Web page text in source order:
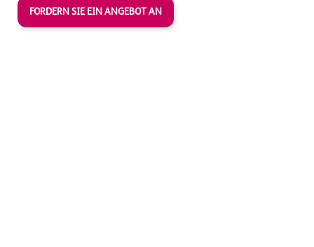
FORDERN SIE EIN ANGEBOT AN